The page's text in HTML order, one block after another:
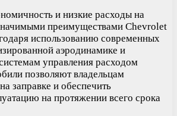
и низкие расходы на
преимуществами Chevrolet
использованию современных
аэродинамике и
управления расходом
позволяют владельцам
заправке и обеспечить
на протяжении всего срока